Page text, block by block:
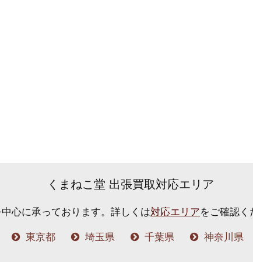
くまねこ堂 出張買取対応エリア
心に承っております。 詳しくは対応エリアをご確認く
東京都 埼玉県 千葉県 神奈川県